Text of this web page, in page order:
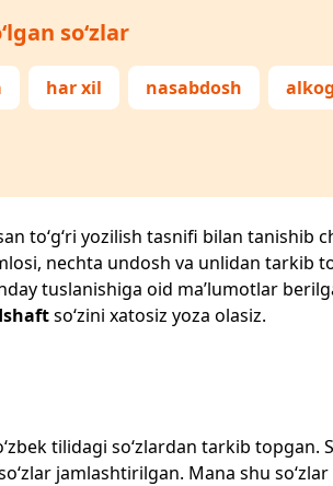
so‘zlar
har xil nasabdosh
to‘g‘ri yozilish tasnifi bilan tanishib
nechta undosh va unlidan tarkib
tuslanishiga oid ma’lumotlar
so‘zini xatosiz yoza olasiz.
tilidagi so‘zlardan tarkib
jamlashtirilgan. Mana shu